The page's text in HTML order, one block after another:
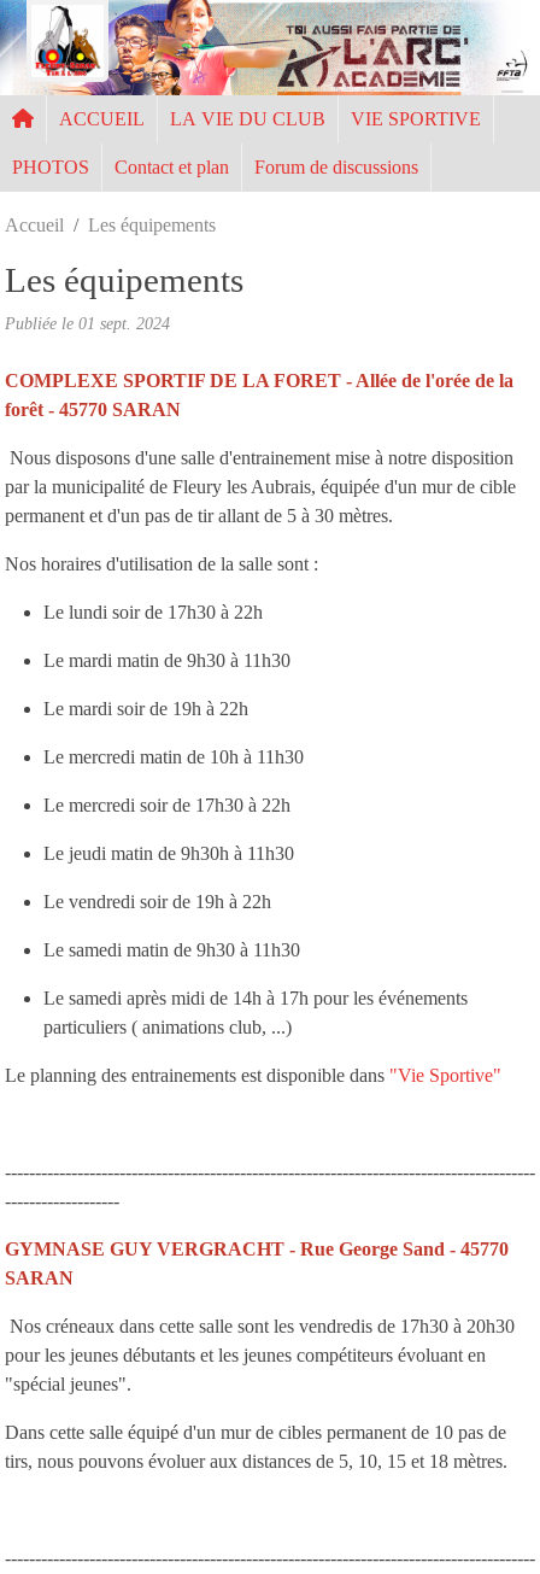
ACCUEIL LA VIE DU CLUB VIE SPORTIVE
PHOTOS Contact et plan Forum de discussions
Accueil Les équipements
Les équipements
Publiée le 01 sept. 2024
COMPLEXE SPORTIF DE LA FORET - Allée de l'orée de la
forêt - 45770 SARAN
Nous disposons d'une salle d'entrainement mise à notre disposition
par la municipalité de Fleury les Aubrais, équipée d'un mur de cible
permanent et d'un pas de tir allant de 5 à 30 mètres.
Nos horaires d'utilisation de la salle sont :
Le lundi soir de 17h30 à 22h
Le mardi matin de 9h30 à 11h30
Le mardi soir de 19h à 22h
Le mercredi matin de 10h à 11h30
Le mercredi soir de 17h30 à 22h
Le jeudi matin de 9h30h à 11h30
Le vendredi soir de 19h à 22h
Le samedi matin de 9h30 à 11h30
Le samedi après midi de 14h à 17h pour les événements
particuliers ( animations club, ...)
Le planning des entrainements est disponible dans "Vie Sportive"
----------------------------------------------------------------------------------------
-------------------
GYMNASE GUY VERGRACHT - Rue George Sand - 45770
SARAN
Nos créneaux dans cette salle sont les vendredis de 17h30 à 20h30
pour les jeunes débutants et les jeunes compétiteurs évoluant en
"spécial jeunes".
Dans cette salle équipé d'un mur de cibles permanent de 10 pas de
tirs, nous pouvons évoluer aux distances de 5, 10, 15 et 18 mètres.
----------------------------------------------------------------------------------------
Panneau de gestion des cookies